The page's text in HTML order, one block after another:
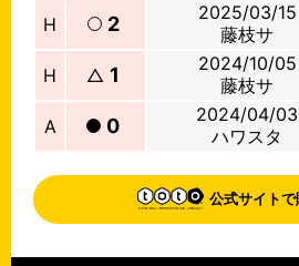
H 2
2025/03/15
藤枝サ
H △ 1
2024/10/05
藤枝サ
A 0
2024/04/03
ハワスタ
公式サイトで